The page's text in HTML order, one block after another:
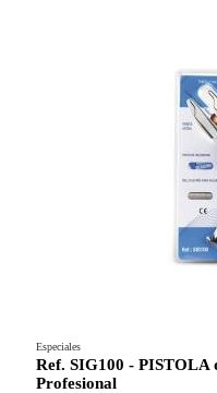
Especiales
Ref. SIG100 - PISTOLA
Profesional